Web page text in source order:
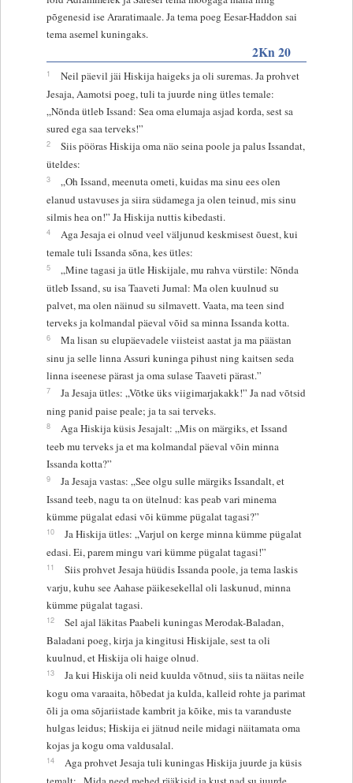
põgenesid ise Araratimaale. Ja tema poeg Eesar-Haddon sai
tema asemel kuningaks.
2Kn 20
1
Neil päevil jäi Hiskija haigeks ja oli suremas. Ja prohvet
Jesaja, Aamotsi poeg, tuli ta juurde ning ütles temale:
„Nõnda ütleb Issand: Sea oma elumaja asjad korda, sest sa
sured ega saa terveks!”
2
Siis pööras Hiskija oma näo seina poole ja palus Issandat,
üteldes:
3
„Oh Issand, meenuta ometi, kuidas ma sinu ees olen
elanud ustavuses ja siira südamega ja olen teinud, mis sinu
silmis hea on!” Ja Hiskija nuttis kibedasti.
4
Aga Jesaja ei olnud veel väljunud keskmisest õuest, kui
temale tuli Issanda sõna, kes ütles:
5
„Mine tagasi ja ütle Hiskijale, mu rahva vürstile: Nõnda
ütleb Issand, su isa Taaveti Jumal: Ma olen kuulnud su
palvet, ma olen näinud su silmavett. Vaata, ma teen sind
terveks ja kolmandal päeval võid sa minna Issanda kotta.
6
Ma lisan su elupäevadele viisteist aastat ja ma päästan
sinu ja selle linna Assuri kuninga pihust ning kaitsen seda
linna iseenese pärast ja oma sulase Taaveti pärast.”
7
Ja Jesaja ütles: „Võtke üks viigimarjakakk!” Ja nad võtsid
ning panid paise peale; ja ta sai terveks.
8
Aga Hiskija küsis Jesajalt: „Mis on märgiks, et Issand
teeb mu terveks ja et ma kolmandal päeval võin minna
Issanda kotta?”
9
Ja Jesaja vastas: „See olgu sulle märgiks Issandalt, et
Issand teeb, nagu ta on ütelnud: kas peab vari minema
kümme pügalat edasi või kümme pügalat tagasi?”
10
Ja Hiskija ütles: „Varjul on kerge minna kümme pügalat
edasi. Ei, parem mingu vari kümme pügalat tagasi!”
11
Siis prohvet Jesaja hüüdis Issanda poole, ja tema laskis
varju, kuhu see Aahase päikesekellal oli laskunud, minna
kümme pügalat tagasi.
12
Sel ajal läkitas Paabeli kuningas Merodak-Baladan,
Baladani poeg, kirja ja kingitusi Hiskijale, sest ta oli
kuulnud, et Hiskija oli haige olnud.
13
Ja kui Hiskija oli neid kuulda võtnud, siis ta näitas neile
kogu oma varaaita, hõbedat ja kulda, kalleid rohte ja parimat
õli ja oma sõjariistade kambrit ja kõike, mis ta varanduste
hulgas leidus; Hiskija ei jätnud neile midagi näitamata oma
kojas ja kogu oma valdusalal.
14
Aga prohvet Jesaja tuli kuningas Hiskija juurde ja küsis